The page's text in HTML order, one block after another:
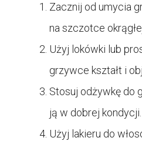
Zacznij od umycia
na szczotce
Użyj lokówki lub
grzywce kształt i
Stosuj odżywkę do
ją w dobrej kondycji.
Użyj lakieru do